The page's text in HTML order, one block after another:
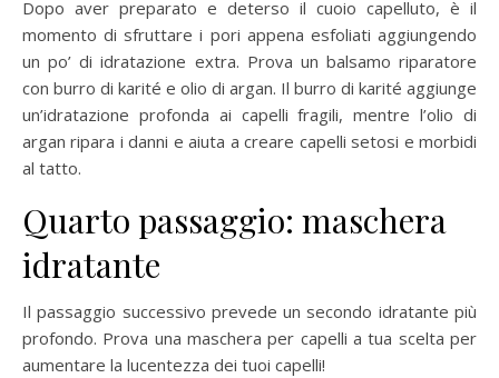
Dopo aver preparato e deterso il cuoio capelluto, è il
momento di sfruttare i pori appena esfoliati aggiungendo
un po’ di idratazione extra. Prova un balsamo riparatore
con burro di karité e olio di argan. Il burro di karité aggiunge
un’idratazione profonda ai capelli fragili, mentre l’olio di
argan ripara i danni e aiuta a creare capelli setosi e morbidi
al tatto.
Quarto passaggio: maschera
idratante
Il passaggio successivo prevede un secondo idratante più
profondo. Prova una maschera per capelli a tua scelta per
aumentare la lucentezza dei tuoi capelli!